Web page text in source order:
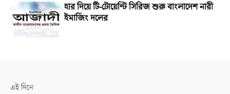
হার দিয়ে টি-টোয়েন্টি সিরিজ শুরু বাংলাদেশ নারী
ইমার্জিং দলের
এই দিনে